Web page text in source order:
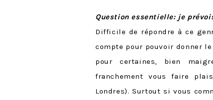
Question essentielle: je
Difficile de répondre à ce
compte pour pouvoir donner
pour certaines, bien
franchement vous faire
Londres). Surtout si vous